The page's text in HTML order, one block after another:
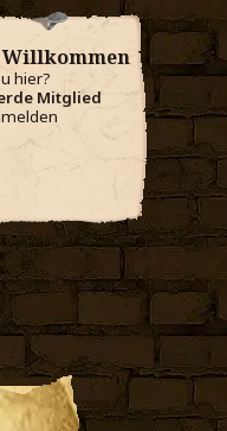
Willkommen
hier?
Mitglied